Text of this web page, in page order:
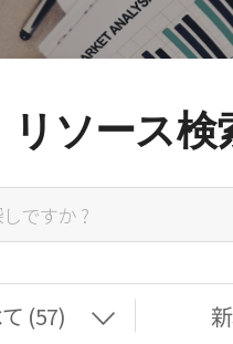
リソース検